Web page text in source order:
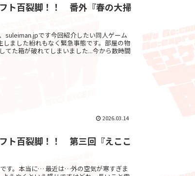
ト百裂脚！！ 番外『春の大掃
suleiman.jpです今回紹介したい同人ゲーム
ました紛れもなく緊急事態です。部屋の物
てた箱が破れてしまいました...今から数時間
2026.03.14
ト百裂脚！！ 第三回『えここ
す。本当に… 最近は…外の空気が寒すぎま